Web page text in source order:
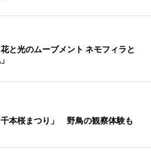
と光のムーブメント ネモフィラと
本桜まつり」 野鳥の観察体験も